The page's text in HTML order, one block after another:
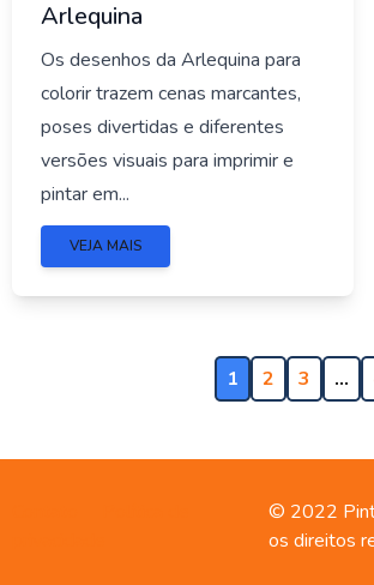
Arlequina
Os desenhos da Arlequina para
colorir trazem cenas marcantes,
poses divertidas e diferentes
versões visuais para imprimir e
pintar em...
VEJA MAIS
1 2 3 …
© 2022
os direitos